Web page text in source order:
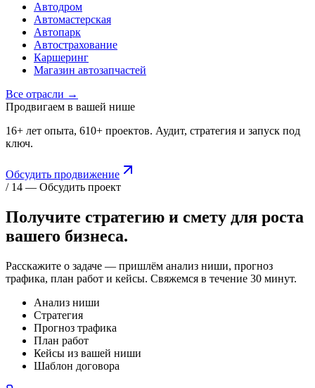
Автодром
Автомастерская
Автопарк
Автострахование
Каршеринг
Магазин автозапчастей
Все отрасли →
Продвигаем в вашей нише
16+ лет опыта, 610+ проектов. Аудит, стратегия и запуск под
ключ.
Обсудить продвижение
/ 14 — Обсудить проект
Получите стратегию и смету для роста
вашего бизнеса.
Расскажите о задаче — пришлём анализ ниши, прогноз
трафика, план работ и кейсы. Свяжемся в течение 30 минут.
Анализ ниши
Стратегия
Прогноз трафика
План работ
Кейсы из вашей ниши
Шаблон договора